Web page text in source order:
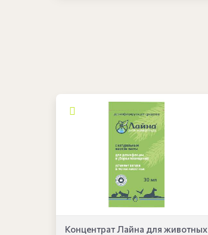
Концентрат Лайна для животных